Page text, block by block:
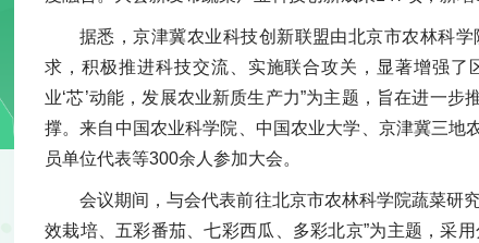
据悉，京津冀农业科技创新联盟由北京市农林科
求，积极推进科技交流、实施联合攻关，显著增强
业‘芯’动能，发展农业新质生产力”为主题，旨在进一
撑。来自中国农业科学院、中国农业大学、京津冀三
员单位代表等300余人参加大会。
会议期间，与会代表前往北京市农林科学院蔬菜研
效栽培、五彩番茄、七彩西瓜、多彩北京”为主题，采